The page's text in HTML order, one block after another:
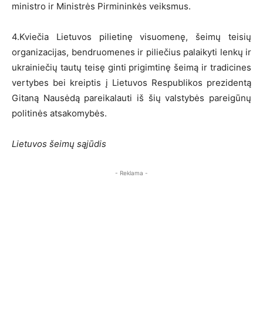
ministro ir Ministrės Pirmininkės veiksmus.
4.Kviečia Lietuvos pilietinę visuomenę, šeimų teisių
organizacijas, bendruomenes ir piliečius palaikyti lenkų ir
ukrainiečių tautų teisę ginti prigimtinę šeimą ir tradicines
vertybes bei kreiptis į Lietuvos Respublikos prezidentą
Gitaną Nausėdą pareikalauti iš šių valstybės pareigūnų
politinės atsakomybės.
Lietuvos šeimų sąjūdis
- Reklama -